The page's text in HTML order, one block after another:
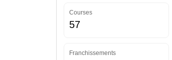
Courses
57
Franchissements